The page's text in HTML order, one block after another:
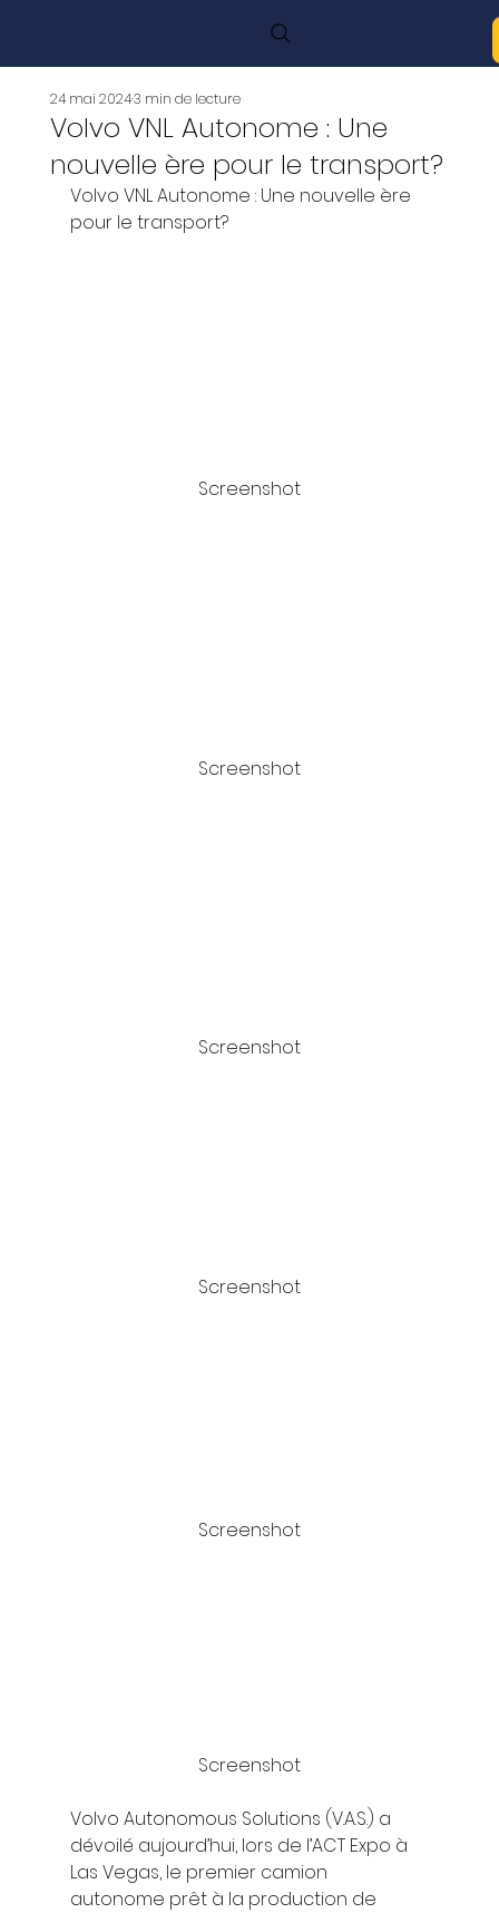
Volvo VNL Autonome : Une
nouvelle ère pour le transport?
24 mai 20243 min de lecture
Volvo VNL Autonome : Une nouvelle ère
pour le transport?
Screenshot
Screenshot
Screenshot
Screenshot
Screenshot
Screenshot
Volvo Autonomous Solutions (V.A.S.) a
dévoilé aujourd’hui, lors de l’ACT Expo à
Las Vegas, le premier camion
autonome prêt à la production de